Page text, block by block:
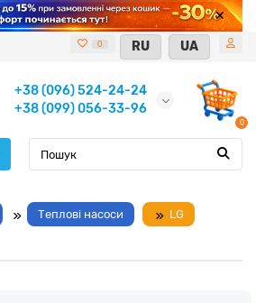
0 RU UA
+38 (096) 524-24-24
+38 (099) 056-33-96
0
Теплові насоси LG